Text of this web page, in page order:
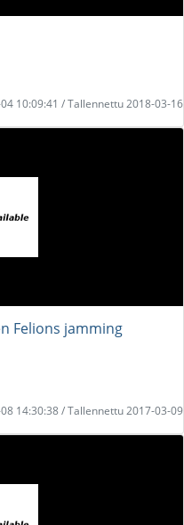
10:09:41 / Tallennettu 2018-03-16
Felions jamming
14:30:38 / Tallennettu 2017-03-09